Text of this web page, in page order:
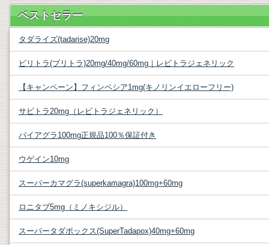
ベストセラー
タダライズ(tadarise)20mg
ビリトラ(ブリトラ)20mg/40mg/60mg｜レビトラジェネリック
【キャンペーン】フィンペシア1mg(キノリンイエローフリー)
サビトラ20mg（レビトラジェネリック）
バイアグラ100mg正規品100％保証付き
ウゲイン10mg
スーパーカマグラ(superkamagra)100mg+60mg
ロニタブ5mg（ミノキシジル）
スーパータダポックス(SuperTadapox)40mg+60mg